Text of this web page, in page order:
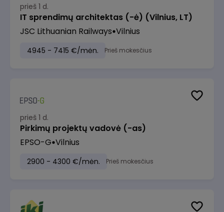
prieš 1 d.
IT sprendimų architektas (-ė) (Vilnius, LT)
JSC Lithuanian Railways Vilnius
4945 - 7415 €/mėn. Prieš mokesčius
prieš 1 d.
Pirkimų projektų vadovė (-as)
EPSO-G Vilnius
2900 - 4300 €/mėn. Prieš mokesčius